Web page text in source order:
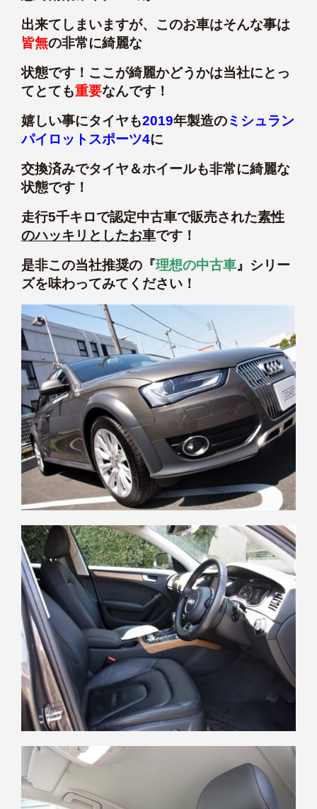
出来てしまいますが、このお車はそんな事は
皆無の非常に綺麗な
状態です！ここが綺麗かどうかは当社にとっ
てとても重要なんです！
嬉しい事にタイヤも2019年製造のミシュラン
パイロットスポーツ4に
交換済みでタイヤ＆ホイールも非常に綺麗な
状態です！
走行5千キロで認定中古車で販売された素性
のハッキリとしたお車です！
是非この当社推奨の『理想の中古車』シリー
ズを味わってみてください！